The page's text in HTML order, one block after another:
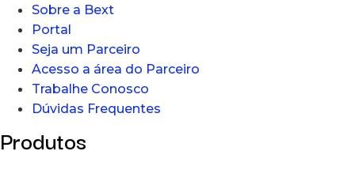
Sobre a Bext
Portal
Seja um Parceiro
Acesso a área do Parceiro
Trabalhe Conosco
Dúvidas Frequentes
Produtos